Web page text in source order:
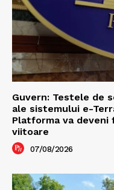
Guvern: Testele de
ale sistemului e-
Platforma va deveni
viitoare
07/08/2026